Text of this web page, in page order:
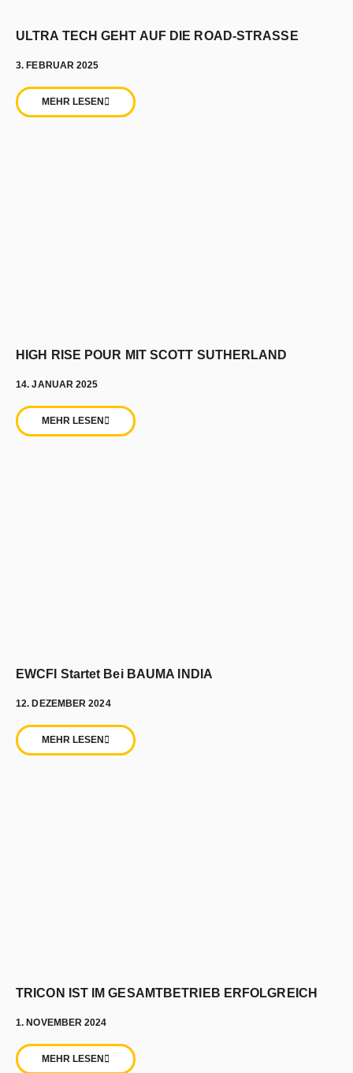
ULTRA TECH GEHT AUF DIE ROAD-STRASSE
3. FEBRUAR 2025
MEHR LESEN
HIGH RISE POUR MIT SCOTT SUTHERLAND
14. JANUAR 2025
MEHR LESEN
EWCFI Startet Bei BAUMA INDIA
12. DEZEMBER 2024
MEHR LESEN
TRICON IST IM GESAMTBETRIEB ERFOLGREICH
1. NOVEMBER 2024
MEHR LESEN